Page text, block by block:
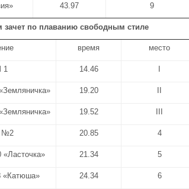
43.97 9
по плаванию свободным стиле
время место
1 14.46
19.20
19.52
№2 20.85 4
21.34 5
24.34 6